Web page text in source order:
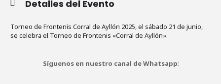
Detalles del Evento
Torneo de Frontenis Corral de Ayllón 2025, el sábado 21 de junio,
se celebra el Torneo de Frontenis «Corral de Ayllón».
Síguenos en nuestro canal de Whatsapp: